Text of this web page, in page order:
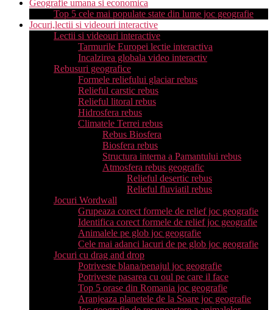
Geografie umana si economica
Top 5 cele mai populate state din lume joc geografie
Jocuri,lectii si videouri interactive
Lectii si videouri interactive
Tarmurile Europei lectie interactiva
Incalzirea globala video interactiv
Rebusuri geografice
Formele reliefului glaciar rebus
Relieful carstic rebus
Relieful litoral rebus
Hidrosfera rebus
Climatele Terrei rebus
Rebus Biosfera
Biosfera rebus
Structura interna a Pamantului rebus
Atmosfera rebus geografic
Relieful desertic rebus
Relieful fluviatil rebus
Jocuri Wordwall
Grupeaza corect formele de relief joc geografie
Identifica corect formele de relief joc geografie
Animalele pe glob joc geografie
Cele mai adanci lacuri de pe glob joc geografie
Jocuri cu drag and drop
Potriveste blana/penajul joc geografie
Potriveste pasarea cu oul pe care il face
Top 5 orase din Romania joc geografie
Aranjeaza planetele de la Soare joc geografie